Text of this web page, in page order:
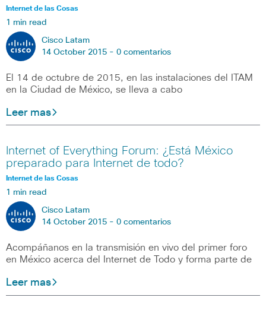
Internet de las Cosas
1 min read
Cisco Latam
14 October 2015 - 0 comentarios
El 14 de octubre de 2015, en las instalaciones del ITAM
en la Ciudad de México, se lleva a cabo
Leer mas
Internet of Everything Forum: ¿Está México
preparado para Internet de todo?
Internet de las Cosas
1 min read
Cisco Latam
14 October 2015 - 0 comentarios
Acompáñanos en la transmisión en vivo del primer foro
en México acerca del Internet de Todo y forma parte de
Leer mas